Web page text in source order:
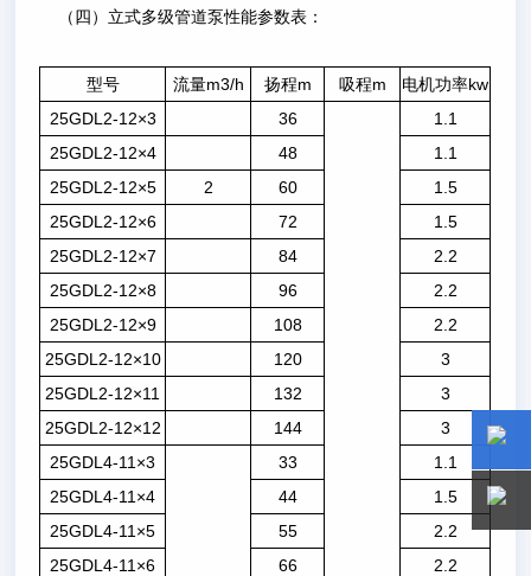
（四）立式多级管道泵性能参数表：
型号 流量m3/h 扬程m 吸程m
电机功率kw
25GDL2-12×3
36
1.1
25GDL2-12×4
48
1.1
25GDL2-12×5
2 60
1.5
25GDL2-12×6
72
1.5
25GDL2-12×7
84
2.2
25GDL2-12×8
96
2.2
25GDL2-12×9
108
2.2
25GDL2-12×10
120
3
25GDL2-12×11
132
3
25GDL2-12×12
144
3
25GDL4-11×3
33
1.1
25GDL4-11×4
44
1.5
25GDL4-11×5
55
2.2
25GDL4-11×6
66
2.2